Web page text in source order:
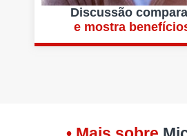
Discussão
e mostra